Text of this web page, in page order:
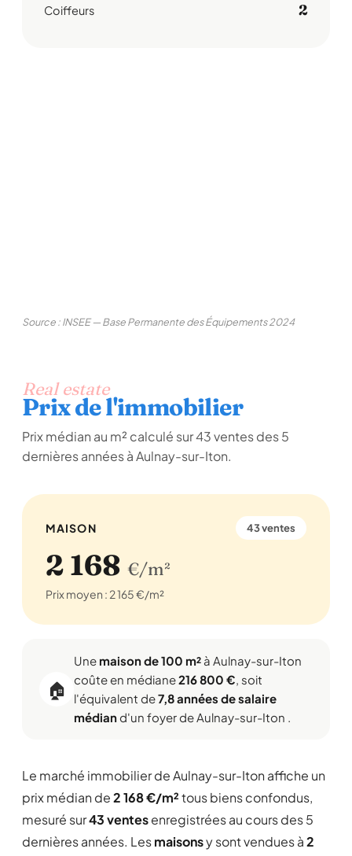
Coiffeurs 2
Source : INSEE — Base Permanente des Équipements 2024
Real estate
Prix de l'immobilier
Prix médian au m² calculé sur 43 ventes des 5
dernières années à Aulnay-sur-Iton.
MAISON 43 ventes
2 168 €/m²
Prix moyen : 2 165 €/m²
🏠
Une maison de 100 m² à Aulnay-sur-Iton
coûte en médiane216 800 €, soit
l'équivalent de7,8 années de salaire
médiand'un foyer de Aulnay-sur-Iton .
Le marché immobilier de Aulnay-sur-Iton affiche un
prix médian de2 168 €/m²tous biens confondus,
mesuré sur43 ventesenregistrées au cours des 5
dernières années. Lesmaisonsy sont vendues à2